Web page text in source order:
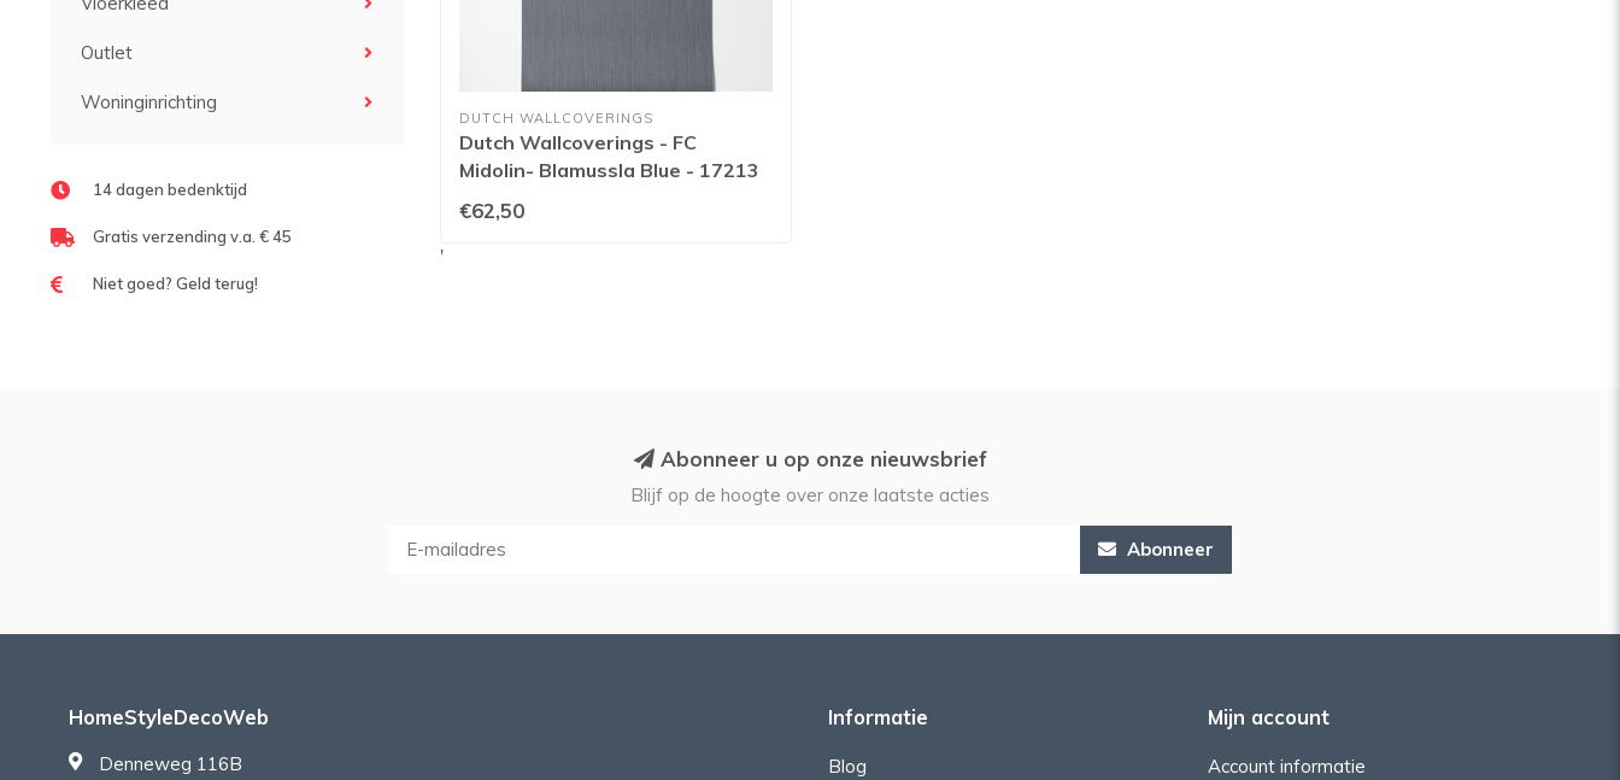
Outlet
Woninginrichting
14 dagen bedenktijd
Gratis verzending v.a. € 45
Niet goed? Geld terug!
DUTCH WALLCOVERINGS
Dutch Wallcoverings - FC
Midolin- Blamussla Blue - 17213
€62,50
'
Abonneer u op onze nieuwsbrief
Blijf op de hoogte over onze laatste acties
Abonneer
HomeStyleDecoWeb
Denneweg 116B
Informatie
Blog
Mijn account
Account informatie